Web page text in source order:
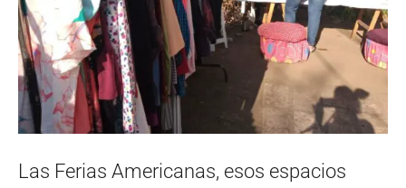
Las Ferias Americanas, esos espacios